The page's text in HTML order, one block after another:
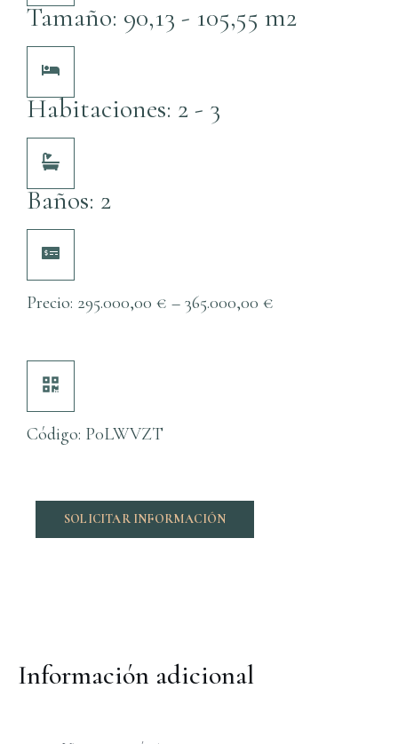
Tamaño: 90,13 - 105,55 m2
Habitaciones: 2 - 3
Baños: 2
Precio: 295.000,00 € – 365.000,00 €
Código: P0LWVZT
SOLICITAR INFORMACIÓN
Información adicional